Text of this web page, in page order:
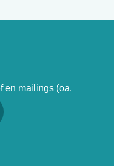
en mailings (oa.